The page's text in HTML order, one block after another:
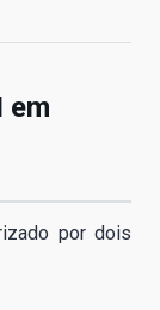
em
por dois